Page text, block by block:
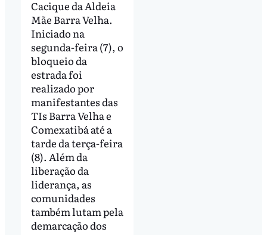
Cacique da Aldeia
Mãe Barra Velha.
Iniciado na
segunda-feira (7), o
bloqueio da
estrada foi
realizado por
manifestantes das
TIs Barra Velha e
Comexatibá até a
tarde da terça-feira
(8). Além da
liberação da
liderança, as
comunidades
também lutam pela
demarcação dos